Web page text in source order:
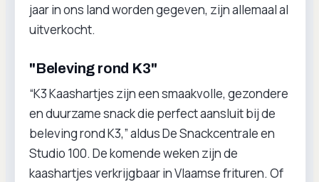
jaar in ons land worden gegeven, zijn allemaal al
uitverkocht.
"Beleving rond K3"
“K3 Kaashartjes zijn een smaakvolle, gezondere
en duurzame snack die perfect aansluit bij de
beleving rond K3,” aldus De Snackcentrale en
Studio 100. De komende weken zijn de
kaashartjes verkrijgbaar in Vlaamse frituren. Of